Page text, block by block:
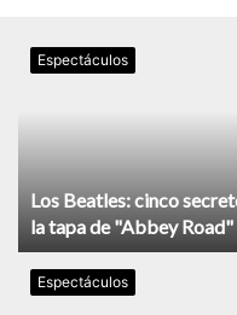
Espectáculos
Los Beatles: cinco
la tapa de "Abbey Road"
Espectáculos